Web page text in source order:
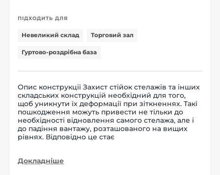
ПІДХОДИТЬ ДЛЯ
Невеликий склад Торговий зал
Гуртово-роздрібна база
Опис конструкції Захист стійок стелажів та інших
складських конструкцій необхідний для того,
щоб уникнути їх деформації при зіткненнях. Такі
пошкодження можуть привести не тільки до
необхідності відновлення самого стелажа, але і
до падіння вантажу, розташованого на вищих
рівнях. Відповідно це стає
Докладніше